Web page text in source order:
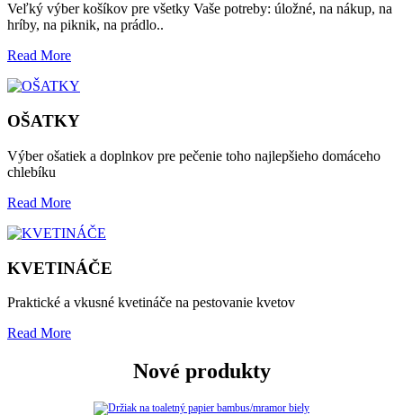
Veľký výber košíkov pre všetky Vaše potreby: úložné, na nákup, na
hríby, na piknik, na prádlo..
Read More
OŠATKY
Výber ošatiek a doplnkov pre pečenie toho najlepšieho domáceho
chlebíku
Read More
KVETINÁČE
Praktické a vkusné kvetináče na pestovanie kvetov
Read More
Nové produkty